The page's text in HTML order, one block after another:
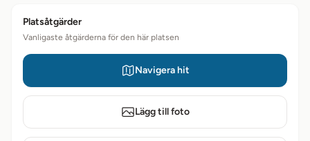
Platsåtgärder
Vanligaste åtgärderna för den här platsen
Navigera hit
Lägg till foto